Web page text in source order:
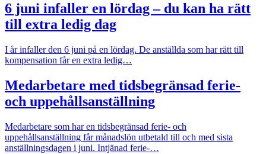
6 juni infaller en lördag – du kan ha rätt
till extra ledig dag
I år infaller den 6 juni på en lördag. De anställda som har rätt till
kompensation får en extra ledig…
Medarbetare med tidsbegränsad ferie-
och uppehållsanställning
Medarbetare som har en tidsbegränsad ferie- och
uppehållsanställning får månadslön utbetald till och med sista
anställningsdagen i juni. Intjänad ferie-…